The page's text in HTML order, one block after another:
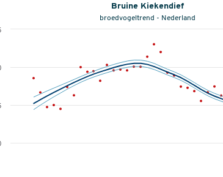
Bruine Kiekendief
broedvogeltrend - Nederland